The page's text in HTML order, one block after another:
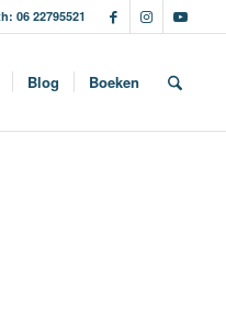
06 22795521
Blog Boeken